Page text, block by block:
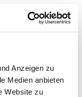
Anzeigen zu
Medien anbieten
Website zu